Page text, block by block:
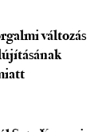
változás